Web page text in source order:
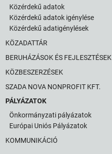
Közérdekű adatok
Közérdekű adatok igénylése
Közérdekű adatigénylések
KÖZADATTÁR
BERUHÁZÁSOK ÉS FEJLESZTÉSEK
KÖZBESZERZÉSEK
SZADA NOVA NONPROFIT KFT.
PÁLYÁZATOK
Önkormányzati pályázatok
Európai Uniós Pályázatok
KOMMUNIKÁCIÓ